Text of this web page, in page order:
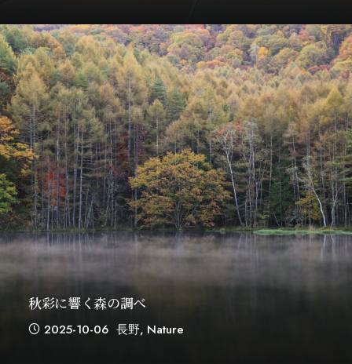
秋彩に響く森の調べ
2025-10-06 長野, Nature